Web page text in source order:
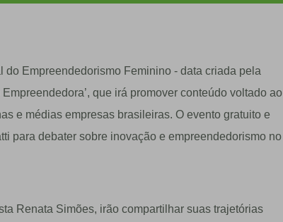
Empreendedorismo Feminino - data criada pela
que irá promover conteúdo voltado ao
e médias empresas brasileiras. O evento gratuito e
para debater sobre inovação e empreendedorismo no
Renata Simões, irão compartilhar suas trajetórias